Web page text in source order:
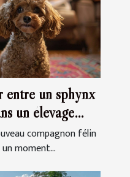
entre un sphynx
un élevage
compagnon félin
moment...